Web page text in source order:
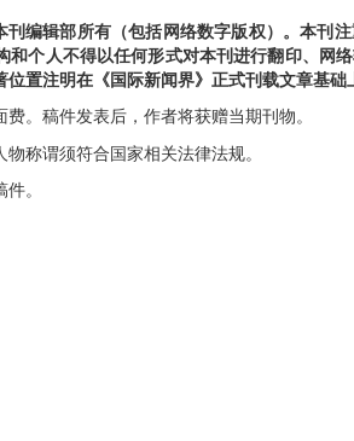
刊编辑部所有（包括网络数字版权）。本刊
个人不得以任何形式对本刊进行翻印、网络
置注明在《国际新闻界》正式刊载文章基础
费。稿件发表后，作者将获赠当期刊物。
物称谓须符合国家相关法律法规。
。